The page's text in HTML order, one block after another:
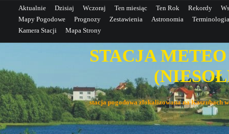
Aktualnie Dzisiaj Wczoraj Ten miesiąc Ten Rok Rekordy
Mapy Pogodowe
Prognozy Zestawienia Astronomia
Terminologia
Kamera Stacji
Mapa Strony
STACJA
stacja pogodowa zlokalizowana na